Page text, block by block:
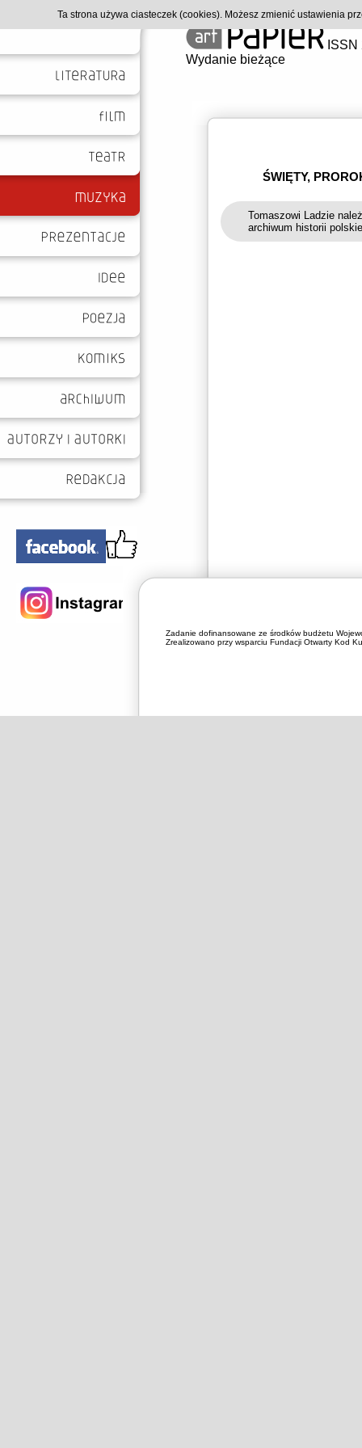
Wydanie bieżące
ŚWIĘTY,
Tomaszowi Ladzie
archiwum historii
Zadanie dofinansowane ze środków budżetu
Zrealizowano przy wsparciu Fundacji Otwarty Kod
Ta strona używa ciasteczek (cookies). Możesz zmienić ustawienia